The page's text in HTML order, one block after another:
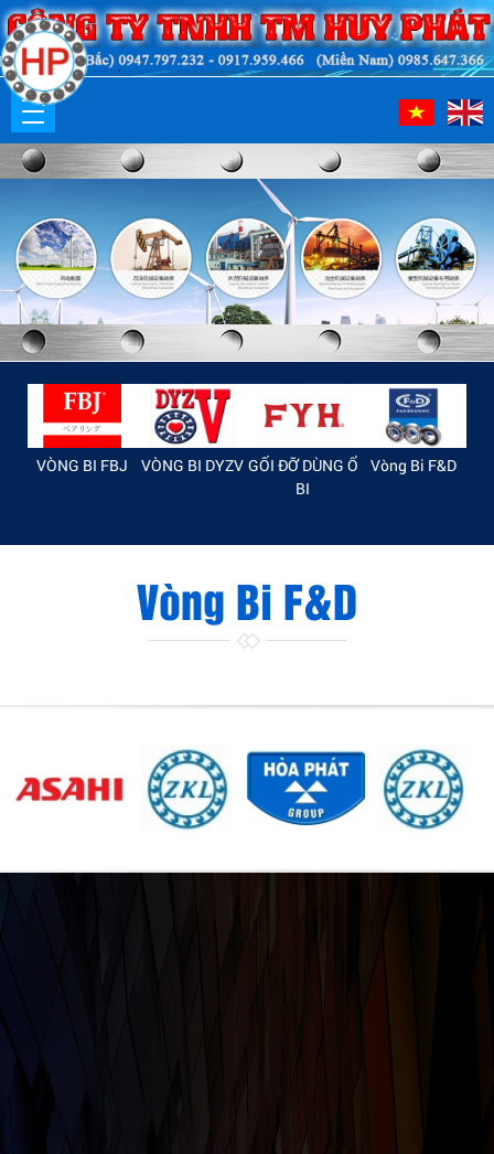
VÒNG BI FBJ VÒNG BI DYZV GỐI ĐỠ DÙNG Ổ
BI
Vòng Bi F&D
Vòng Bi F&D